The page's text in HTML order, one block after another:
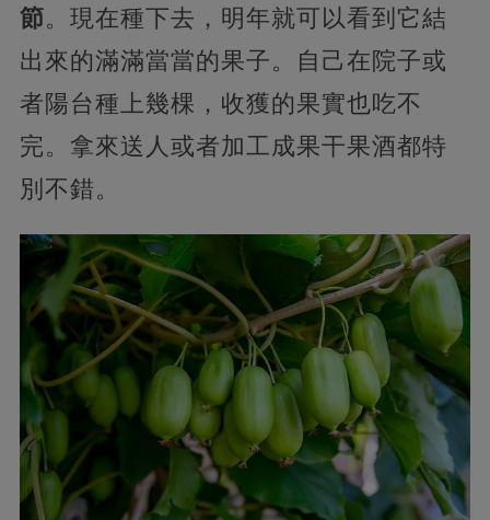
節。現在種下去，明年就可以看到它結
出來的滿滿當當的果子。自己在院子或
者陽台種上幾棵，收獲的果實也吃不
完。拿來送人或者加工成果干果酒都特
別不錯。